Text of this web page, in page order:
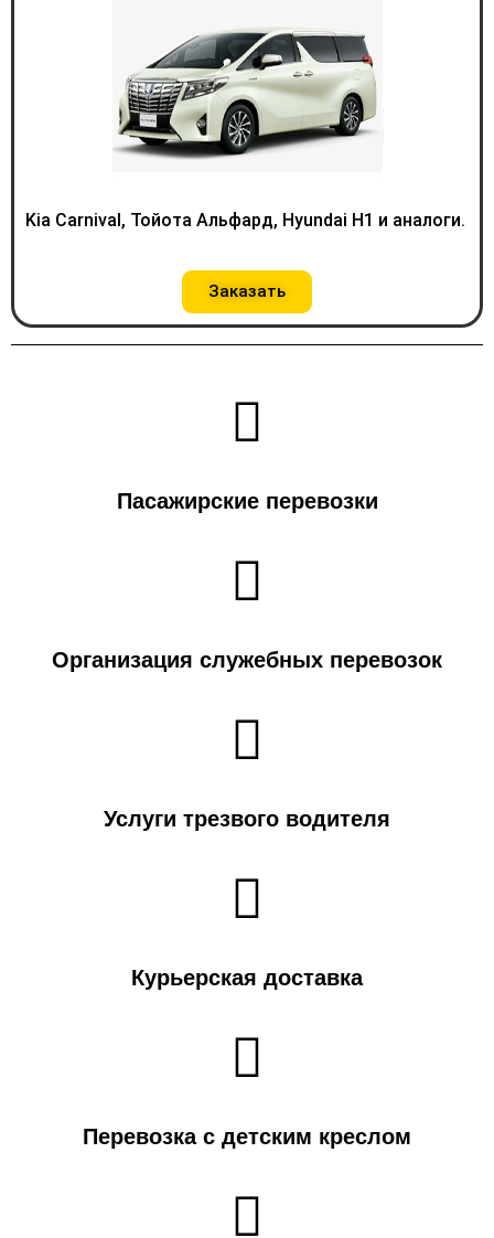
Kia Carnival, Тойота Альфард, Hyundai H1 и аналоги.
Заказать
Пасажирские перевозки
Организация служебных перевозок
Услуги трезвого водителя
Курьерская доставка
Перевозка с детским креслом